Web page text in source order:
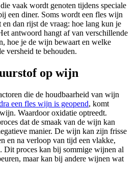
vaak wordt genoten tijdens speciale
een diner. Soms wordt een fles wijn
en dan rijst de vraag: hoe lang kun je
antwoord hangt af van verschillende
hoe je de wijn bewaart en welke
versheid te behouden.
op wijn
die de houdbaarheid van wijn
een fles wijn is geopend, komt
Waardoor oxidatie optreedt.
dat de smaak van de wijn kan
manier. De wijn kan zijn frisse
en na verloop van tijd een vlakke,
Dit proces kan bij sommige wijnen al
maar kan bij andere wijnen wat